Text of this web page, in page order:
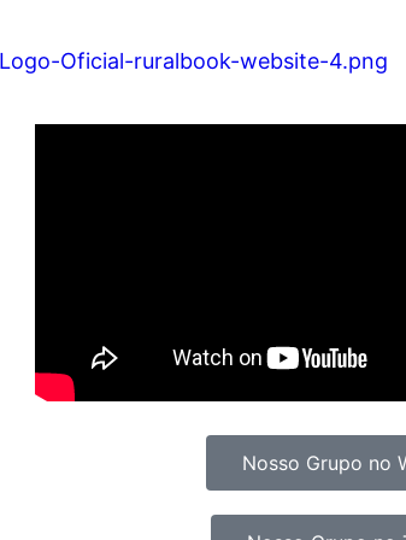
Nosso Grupo no